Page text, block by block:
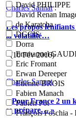
David PHILIPPE
David Renan
de Karatcha
DGCIS
Dorra
Emmanuel
Eric Fromant
Erwan Dereeper
Etienne BROIS
Fabien Manach
Fabien Pot
François Foschia -
Charles Sannat:
Les propos
la volatilité…
- (10 Fév 2016)
Charles Sannat:
« Pour France 2 un
se prépare… »